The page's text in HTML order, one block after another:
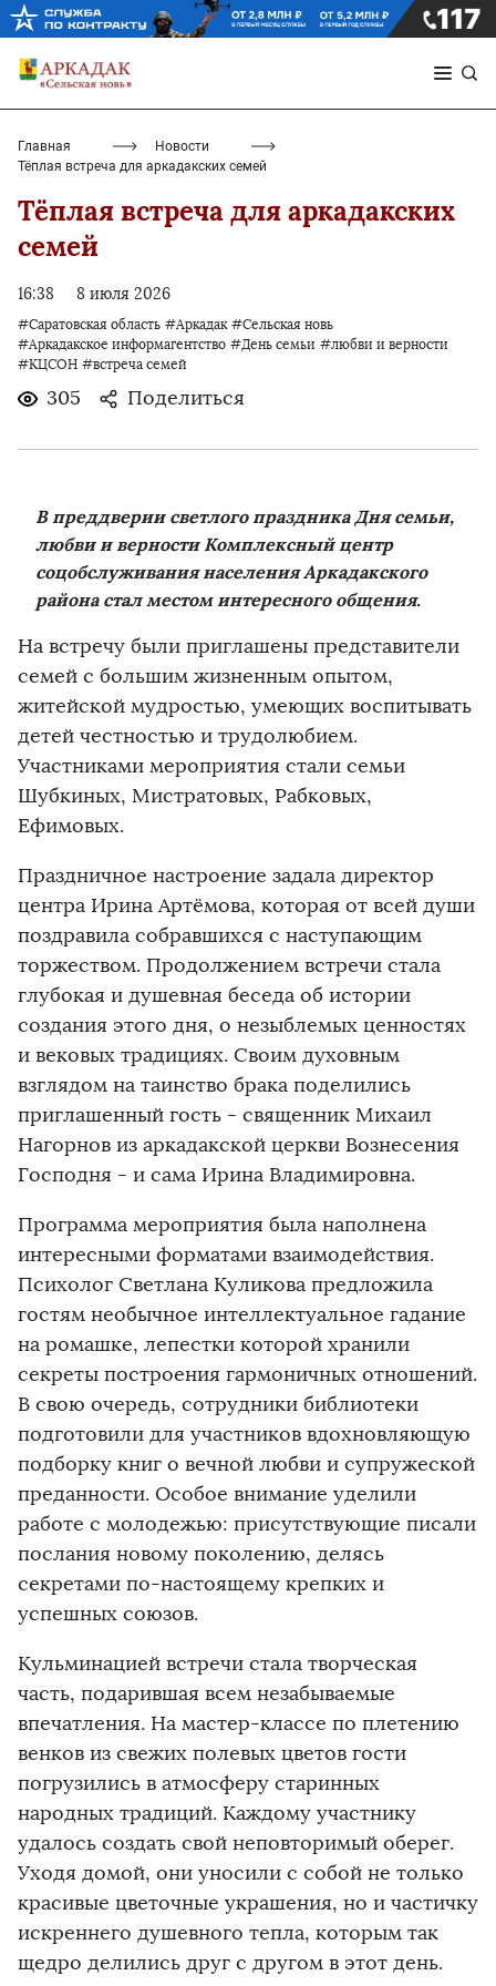
Главная
Новости
Тёплая встреча для аркадакских семей
Тёплая встреча для аркадакских
семей
16:38 8 июля 2026
#Саратовская область #Аркадак #Сельская новь
#Аркадакское информагентство #День семьи #любви и верности
#КЦСОН #встреча семей
305 Поделиться
В преддверии светлого праздника Дня семьи,
любви и верности Комплексный центр
соцобслуживания населения Аркадакского
района стал местом интересного общения.
На встречу были приглашены представители
семей с большим жизненным опытом,
житейской мудростью, умеющих воспитывать
детей честностью и трудолюбием.
Участниками мероприятия стали семьи
Шубкиных, Мистратовых, Рабковых,
Ефимовых.
Праздничное настроение задала директор
центра Ирина Артёмова, которая от всей души
поздравила собравшихся с наступающим
торжеством. Продолжением встречи стала
глубокая и душевная беседа об истории
создания этого дня, о незыблемых ценностях
и вековых традициях. Своим духовным
взглядом на таинство брака поделились
приглашенный гость - священник Михаил
Нагорнов из аркадакской церкви Вознесения
Господня - и сама Ирина Владимировна.
Программа мероприятия была наполнена
интересными форматами взаимодействия.
Психолог Светлана Куликова предложила
гостям необычное интеллектуальное гадание
на ромашке, лепестки которой хранили
секреты построения гармоничных отношений.
В свою очередь, сотрудники библиотеки
подготовили для участников вдохновляющую
подборку книг о вечной любви и супружеской
преданности. Особое внимание уделили
работе с молодежью: присутствующие писали
послания новому поколению, делясь
секретами по-настоящему крепких и
успешных союзов.
Кульминацией встречи стала творческая
часть, подарившая всем незабываемые
впечатления. На мастер-классе по плетению
венков из свежих полевых цветов гости
погрузились в атмосферу старинных
народных традиций. Каждому участнику
удалось создать свой неповторимый оберег.
Уходя домой, они уносили с собой не только
красивые цветочные украшения, но и частичку
искреннего душевного тепла, которым так
щедро делились друг с другом в этот день.